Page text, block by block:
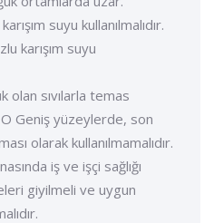
suyu kullanılmalıdır.
karışım suyu
olan sıvılarla temas
O Geniş yüzeylerde, son
olarak kullanılmamalıdır.
iş ve işçi sağlığı
giyilmeli ve uygun